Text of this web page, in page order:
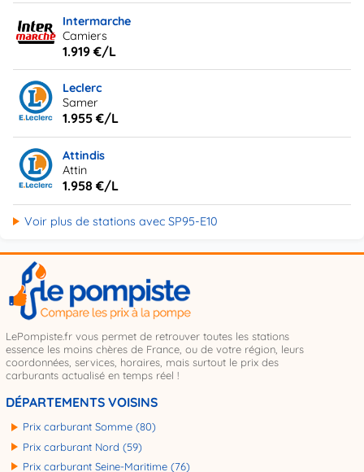
Intermarche
Camiers
1.919 €/L
Leclerc
Samer
1.955 €/L
Attindis
Attin
1.958 €/L
Voir plus de stations avec SP95-E10
LePompiste.fr vous permet de retrouver toutes les stations
essence les moins chères de France, ou de votre région, leurs
coordonnées, services, horaires, mais surtout le prix des
carburants actualisé en temps réel !
DÉPARTEMENTS VOISINS
Prix carburant Somme (80)
Prix carburant Nord (59)
Prix carburant Seine-Maritime (76)